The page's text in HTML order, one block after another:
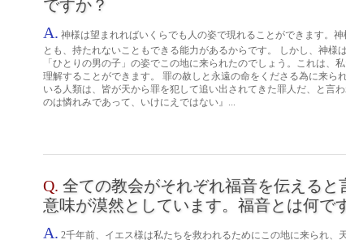
ですか？
A. 神様は望まれればいくらでも人の姿で現れることができます。
とも、持たれないこともできる能力があるからです。 しかし、神様
「ひとりの男の子」の姿でこの地に来られたのでしょう。これは、
理解することができます。 罪の赦しと永遠の命をくださる為に来ら
いる人類は、皆が天から罪を犯して追い出されてきた罪人だ、と言
のは憐れみであって、いけにえではない』...
Q. 全ての教会がそれぞれ福音を伝えると
意味が漠然としています。福音とは何で
A. 2千年前、イエス様は私たちを救われるためにこの地に来られ、